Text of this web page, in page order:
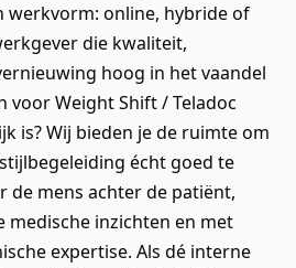
werkvorm: online, hybride of
die kwaliteit,
hoog in het vaandel
voor Weight Shift / Teladoc
is? Wij bieden je de ruimte om
écht goed te
mens achter de patiënt,
medische inzichten en met
expertise. Als dé interne